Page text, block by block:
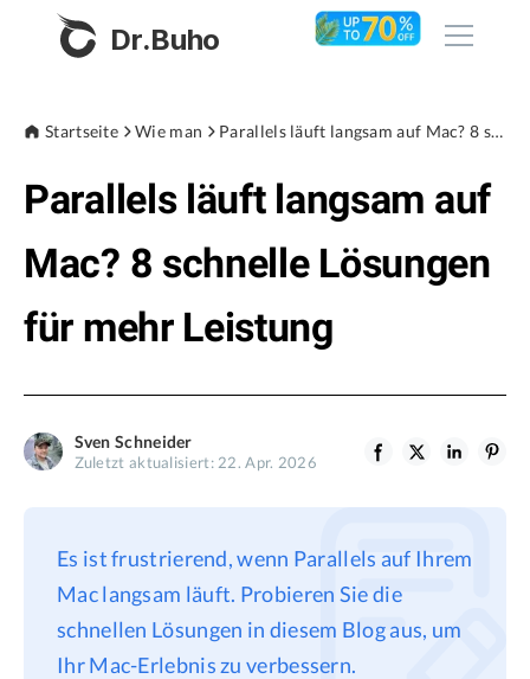
Dr.Buho
Produkte
BuhoCleaner
BuhoRepair
BuhoLaunchpad
Store
Blog
Datenschutz
Rechtliches
Refund Policy
Startseite Wie man Parallels läuft langsam auf Mac? 8 schnelle Lösungen für mehr Leistung
Parallels läuft langsam auf
Mac? 8 schnelle Lösungen
für mehr Leistung
Sven Schneider
Zuletzt aktualisiert: 22. Apr. 2026
Es ist frustrierend, wenn Parallels auf Ihrem
Mac langsam läuft. Probieren Sie die
schnellen Lösungen in diesem Blog aus, um
Ihr Mac-Erlebnis zu verbessern.